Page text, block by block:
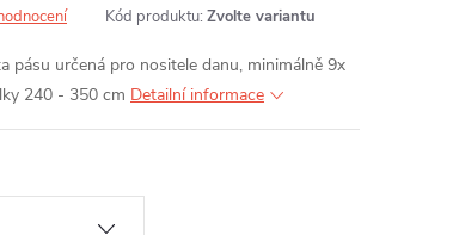
Kód produktu: Zvolte variantu
pásu určená pro nositele danu, minimálně 9x
240 - 350 cm Detailní informace